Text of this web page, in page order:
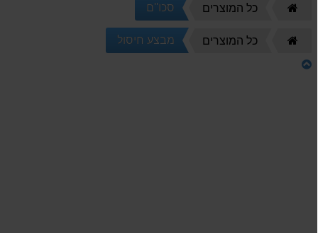
כל המוצרים סכו''ם
כל המוצרים מבצע חיסול